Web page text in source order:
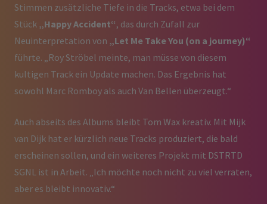
Stimmen zusätzliche Tiefe in die Tracks, etwa bei dem
Stück „Happy Accident“, das durch Zufall zur
Neuinterpretation von „Let Me Take You (on a journey)“
führte. „Roy Ströbel meinte, man müsse von diesem
kultigen Track ein Update machen. Das Ergebnis hat
sowohl Marc Romboy als auch Van Bellen überzeugt.“
Auch abseits des Albums bleibt Tom Wax kreativ. Mit Mijk
van Dijk hat er kürzlich neue Tracks produziert, die bald
erscheinen sollen, und ein weiteres Projekt mit DSTRTD
SGNL ist in Arbeit. „Ich möchte noch nicht zu viel verraten,
aber es bleibt innovativ.“